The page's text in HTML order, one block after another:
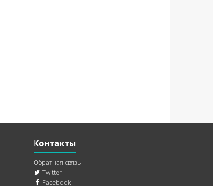
Контакты
Обратная связь
Twitter
Facebook